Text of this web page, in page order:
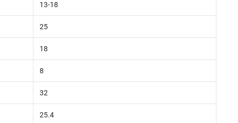
13-18
25
18
8
32
25.4